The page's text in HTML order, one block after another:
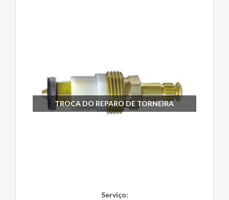
TROCA DO REPARO DE TORNEIRA
Serviço: